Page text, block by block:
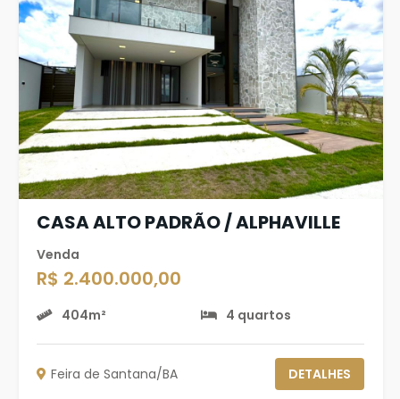
CASA ALTO PADRÃO / ALPHAVILLE
Venda
R$ 2.400.000,00
404m² 4 quartos
Feira de Santana/BA DETALHES